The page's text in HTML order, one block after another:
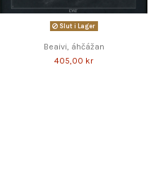
Slut i Lager
Beaivi, áhčážan
405,00 kr